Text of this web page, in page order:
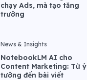
chạy Ads, mà tạo tăng
trưởng
News & Insights
NotebookLM AI cho
Content Marketing: Từ ý
tưởng đến bài viết